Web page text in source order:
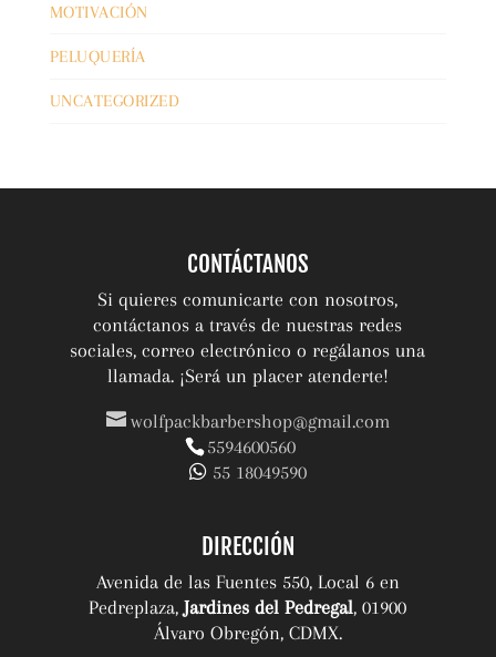
MOTIVACIÓN
PELUQUERÍA
UNCATEGORIZED
CONTÁCTANOS
Si quieres comunicarte con nosotros,
contáctanos a través de nuestras redes
sociales, correo electrónico o regálanos una
llamada. ¡Será un placer atenderte!
wolfpackbarbershop@gmail.com
5594600560
55 18049590
DIRECCIÓN
Avenida de las Fuentes 550, Local 6 en
Pedreplaza,Jardines del Pedregal, 01900
Álvaro Obregón, CDMX.